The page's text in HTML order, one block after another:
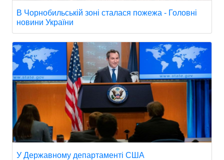
В Чорнобильській зоні сталася пожежа - Головні
новини України
У Державному департаменті США